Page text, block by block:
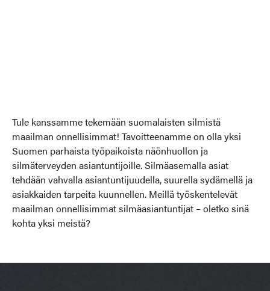
Tule kanssamme tekemään suomalaisten silmistä
maailman onnellisimmat! Tavoitteenamme on olla yksi
Suomen parhaista työpaikoista näönhuollon ja
silmäterveyden asiantuntijoille. Silmäasemalla asiat
tehdään vahvalla asiantuntijuudella, suurella sydämellä ja
asiakkaiden tarpeita kuunnellen. Meillä työskentelevät
maailman onnellisimmat silmäasiantuntijat – oletko sinä
kohta yksi meistä?